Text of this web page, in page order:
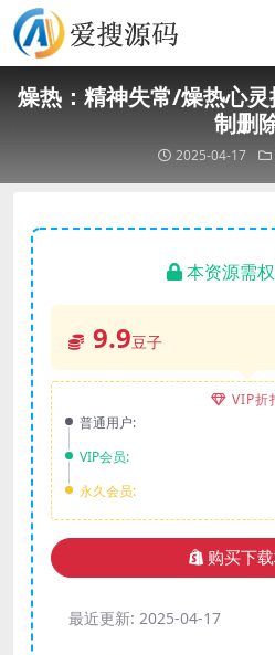
燥热：精神失常/燥热心
制删
2025-04-17
本资源需
9.9豆子
VIP折
普通用户:
VIP会员:
永久会员:
购买下
最近更新: 2025-04-17